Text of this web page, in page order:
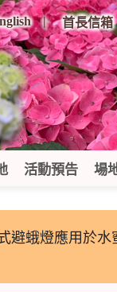
首長信箱
活動預告 場
避蛾燈應用於水